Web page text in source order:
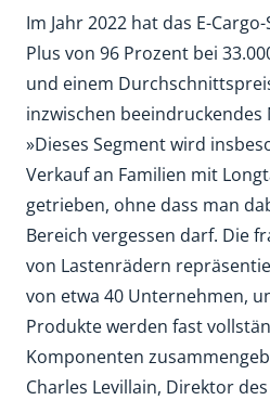
Im Jahr 2022 hat das E-
Plus von 96 Prozent bei
und einem
inzwischen beeindruckendes
»Dieses Segment wird
Verkauf an Familien mit
getrieben, ohne dass man
Bereich vergessen darf. Die
von Lastenrädern
von etwa 40 Unternehmen,
Produkte werden fast
Komponenten
Charles Levillain, Direktor